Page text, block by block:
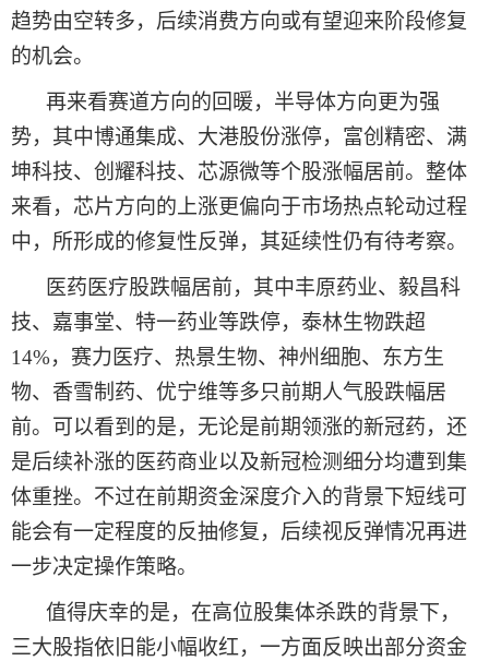
趋势由空转多，后续消费方向或有望迎来阶段修复
的机会。
再来看赛道方向的 回暖，半导体方向更为强
势，其中博通集成、大港股份涨停，富创精密、满
坤科技、创耀科技、芯源微等个股涨幅居前。整体
来看，芯片方向的上涨更偏向于市场热点轮动过程
中，所形成的修复性反弹，其延续性仍有待考察。
医药医疗股跌幅居前，其中丰原药业、毅昌科
技、嘉事堂、特一药业等跌停，泰林生物跌超
14%，赛力医疗、热景生物、神州细胞、东方生
物、香雪制药、优宁维等多只前期人气股跌幅居
前。可以看到的是，无论是前期领涨的新冠药，还
是后续补涨的医药商业以及新冠检测细分均遭到集
体重挫。不过在前期资金深度介入的背景下短线可
能会有一定程度的反抽修复 ， 后续视反弹情况再进
一步决定操作策略。
值得庆幸的是，在高位股集体杀跌的背景下，
三大股指依旧能小幅收红，一方面反映出部分资金